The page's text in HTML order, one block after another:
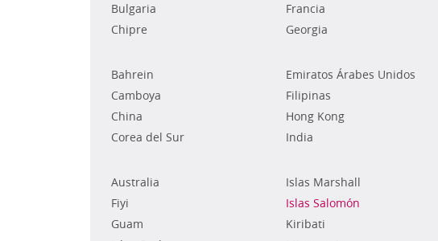
Bulgaria
Chipre
Francia
Georgia
Bahrein
Camboya
China
Corea del Sur
Emiratos Árabes Unidos
Filipinas
Hong Kong
India
Australia
Fiyi
Guam
Islas Marshall
Islas Salomón
Kiribati